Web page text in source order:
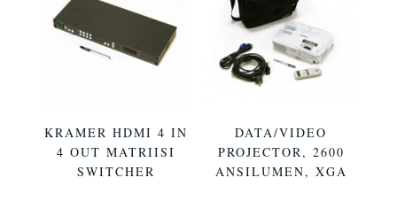
KRAMER HDMI 4 IN
4 OUT MATRIISI
SWITCHER
DATA/VIDEO
PROJECTOR, 2600
ANSILUMEN, XGA